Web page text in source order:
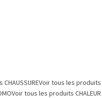
CHAUSSUREVoir tous les produits
Voir tous les produits CHALEUR